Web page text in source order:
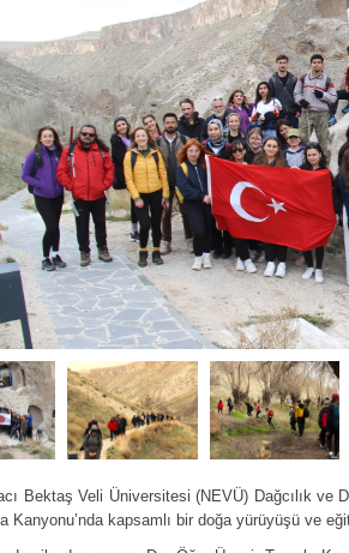
Bektaş Veli Üniversitesi (NEVÜ) Dağcılık ve
Kanyonu’nda kapsamlı bir doğa yürüyüşü ve